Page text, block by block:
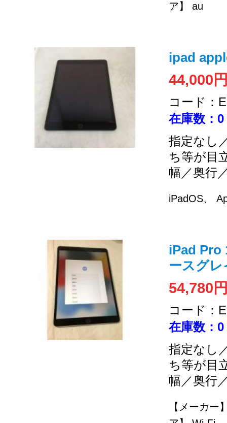
ア】 au
ipad
44,000
コード：
在庫数：0
指定なし
ち等が目
幅／奥行
iPadOS、
iPad Pro
ースグ
54,780
コード：
在庫数：0
指定なし
ち等が目
幅／奥行
【メーカー